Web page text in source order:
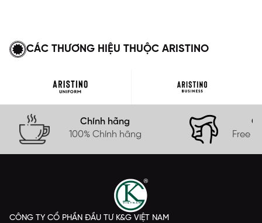
CÁC THƯƠNG HIỆU THUỘC ARISTINO
Chính hãng
100% Chính hãng
Free
CÔNG TY CỔ PHẦN ĐẦU TƯ K&G VIỆT NAM